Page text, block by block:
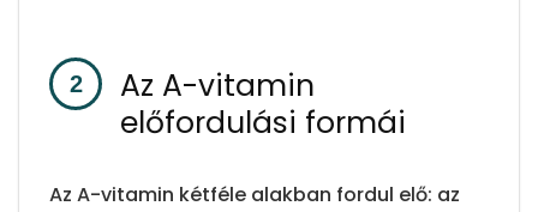
Az A-vitamin
előfordulási formái
Az A-vitamin kétféle alakban fordul elő: az